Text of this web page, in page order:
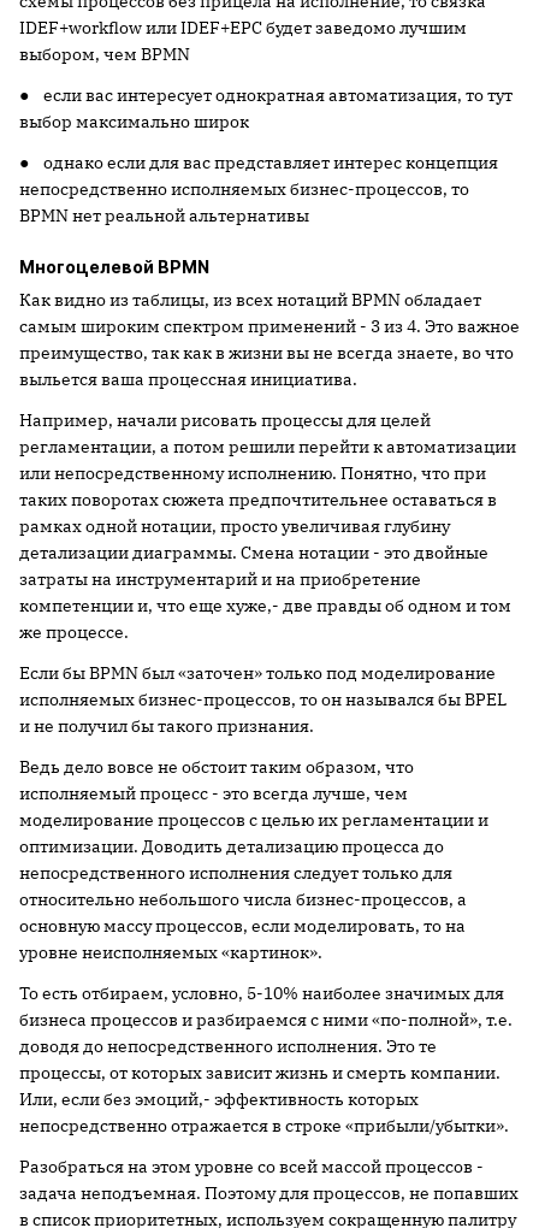
IDEF+workflow или IDEF+EPC будет заведомо лучшим
выбором, чем BPMN
● если вас интересует однократная автоматизация, то тут
выбор максимально широк
● однако если для вас представляет интерес концепция
непосредственно исполняемых бизнес-процессов, то
BPMN нет реальной альтернативы
Многоцелевой BPMN
Как видно из таблицы, из всех нотаций BPMN обладает
самым широким спектром применений - 3 из 4. Это важное
преимущество, так как в жизни вы не всегда знаете, во что
выльется ваша процессная инициатива.
Например, начали рисовать процессы для целей
регламентации, а потом решили перейти к автоматизации
или непосредственному исполнению. Понятно, что при
таких поворотах сюжета предпочтительнее оставаться в
рамках одной нотации, просто увеличивая глубину
детализации диаграммы. Смена нотации - это двойные
затраты на инструментарий и на приобретение
компетенции и, что еще хуже,- две правды об одном и том
же процессе.
Если бы BPMN был «заточен» только под моделирование
исполняемых бизнес-процессов, то он назывался бы BPEL
и не получил бы такого признания.
Ведь дело вовсе не обстоит таким образом, что
исполняемый процесс - это всегда лучше, чем
моделирование процессов с целью их регламентации и
оптимизации. Доводить детализацию процесса до
непосредственного исполнения следует только для
относительно небольшого числа бизнес-процессов, а
основную массу процессов, если моделировать, то на
уровне неисполняемых «картинок».
То есть отбираем, условно, 5-10% наиболее значимых для
бизнеса процессов и разбираемся с ними «по-полной», т.е.
доводя до непосредственного исполнения. Это те
процессы, от которых зависит жизнь и смерть компании.
Или, если без эмоций,- эффективность которых
непосредственно отражается в строке «прибыли/убытки».
Разобраться на этом уровне со всей массой процессов -
задача неподъемная. Поэтому для процессов, не попавших
в список приоритетных, используем сокращенную палитру